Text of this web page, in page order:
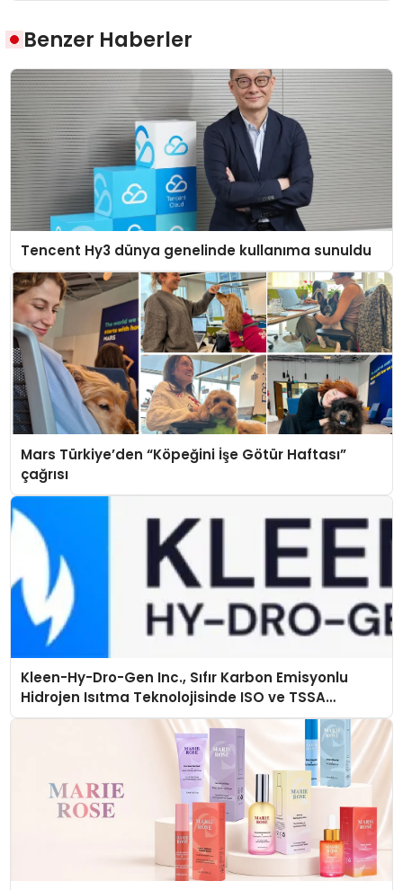
Benzer Haberler
Tencent Hy3 dünya genelinde kullanıma sunuldu
Mars Türkiye’den “Köpeğini İşe Götür Haftası”
çağrısı
Kleen-Hy-Dro-Gen Inc., Sıfır Karbon Emisyonlu
Hidrojen Isıtma Teknolojisinde ISO ve TSSA
Düzenleyici Onaylarını Aldı